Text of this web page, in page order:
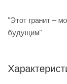
"Этот гранит –
будущим"